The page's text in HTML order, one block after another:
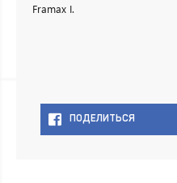
Framax I.
ПОДЕЛИТЬСЯ